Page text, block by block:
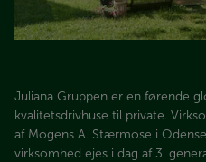
Juliana Gruppen er en førende
kvalitetsdrivhuse til private.
af Mogens A. Stærmose i
virksomhed ejes i dag af 3.